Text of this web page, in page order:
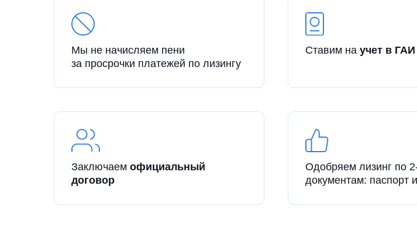
Мы не начисляем пени
за просрочки платежей по лизингу
Ставим на учет в ГАИ
Заключаем официальный
договор
Одобряем лизинг по
документам: паспорт